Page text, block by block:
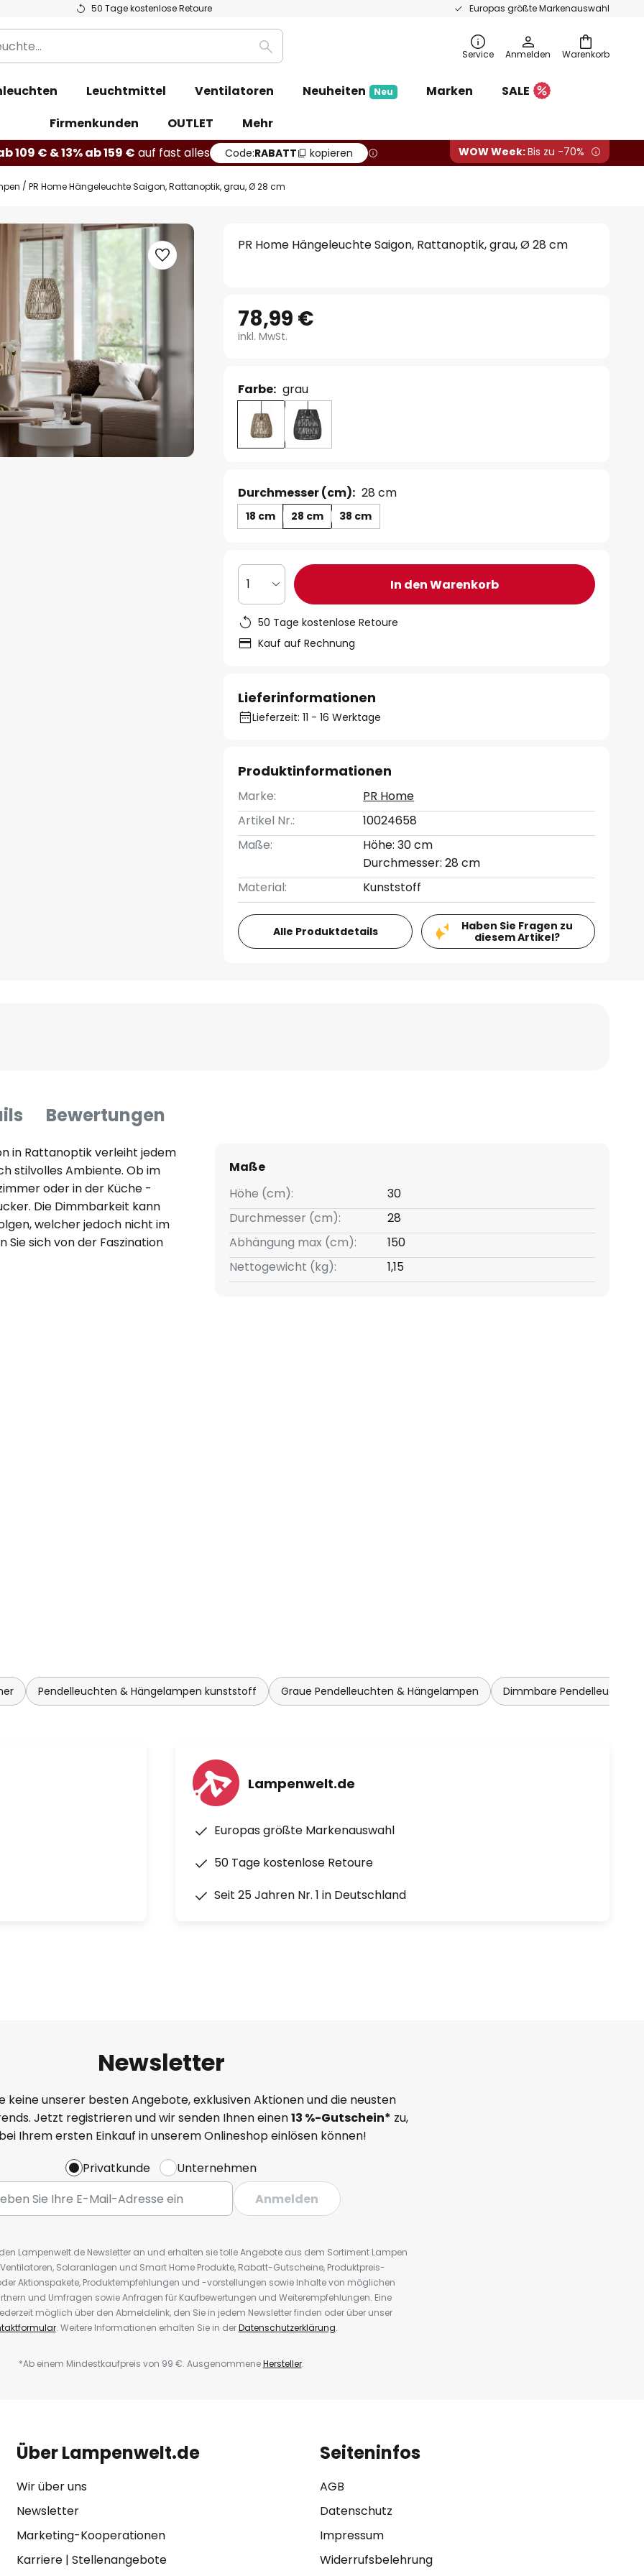
50 Tage kostenlose Retoure Europas größte Markenauswahl
Warenkorb
Suche Service Anmelden
Leuchtmittel Ventilatoren Neuheiten Neu Marken
SALE
Firmenkunden
OUTLET
Mehr
109 € & 13% ab 159 € auf fast alles Code:RABATT kopieren WOW Week:Bis zu -70%
PR Home Hängeleuchte Saigon, Rattanoptik, grau, Ø 28 cm
PR Home Hängeleuchte Saigon, Rattanoptik, grau, Ø 28 cm
78,99 €
inkl. MwSt.
Farbe: grau
Durchmesser (cm): 28 cm
18 cm 28 cm 38 cm
1 In den Warenkorb
50 Tage kostenlose Retoure
Kauf auf Rechnung
Lieferinformationen
Lieferzeit: 11 - 16 Werktage
Produktinformationen
Marke:
PR Home
Artikel Nr.:
10024658
Maße:
Höhe: 30 cm
Durchmesser: 28 cm
Material:
Kunststoff
Alle Produktdetails
Haben Sie Fragen zu
diesem Artikel?
Bewertungen
in Rattanoptik verleiht jedem
stilvolles Ambiente. Ob im
oder in der Küche -
Die Dimmbarkeit kann
welcher jedoch nicht im
Sie sich von der Faszination
Sie eine inspirierende
Maße
Höhe (cm):
30
Durchmesser (cm):
28
Abhängung max (cm):
150
Nettogewicht (kg):
1,15
Pendelleuchten & Hängelampen kunststoff Graue Pendelleuchten & Hängelampen Dimmbare Pendelleuchten
Lampenwelt.de
Europas größte Markenauswahl
50 Tage kostenlose Retoure
Seit 25 Jahren Nr. 1 in Deutschland
Newsletter
keine unserer besten Angebote, exklusiven Aktionen und die neusten
Jetzt registrieren und wir senden Ihnen einen13 %-Gutschein* zu,
Ihrem ersten Einkauf in unserem Onlineshop einlösen können!
Privatkunde
Unternehmen
Anmelden
Lampenwelt.de Newsletter an und erhalten sie tolle Angebote aus dem Sortiment Lampen
Solaranlagen und Smart Home Produkte, Rabatt-Gutscheine, Produktpreis-
Aktionspakete, Produktempfehlungen und -vorstellungen sowie Inhalte von möglichen
und Umfragen sowie Anfragen für Kaufbewertungen und Weiterempfehlungen. Eine
möglich über den Abmeldelink, den Sie in jedem Newsletter finden oder über unser
. Weitere Informationen erhalten Sie in derDatenschutzerklärung.
*Ab einem Mindestkaufpreis von 99 €. AusgenommeneHersteller.
Über Lampenwelt.de
Wir über uns
Newsletter
Marketing-Kooperationen
Karriere| Stellenangebote
Seiteninfos
AGB
Datenschutz
Impressum
Widerrufsbelehrung